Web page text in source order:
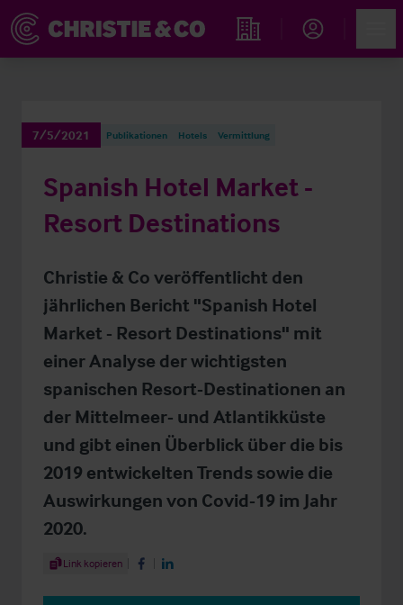
Immobiliensuche
7/5/2021 Publikationen Hotels Vermittlung
Spanish Hotel Market -
Resort Destinations
Christie & Co veröffentlicht den
jährlichen Bericht "Spanish Hotel
Market - Resort Destinations" mit
einer Analyse der wichtigsten
spanischen Resort-Destinationen an
der Mittelmeer- und Atlantikküste
und gibt einen Überblick über die bis
2019 entwickelten Trends sowie die
Auswirkungen von Covid-19 im Jahr
2020.
Share Article
Link kopieren Share on Facebook
Share on LinkedIn